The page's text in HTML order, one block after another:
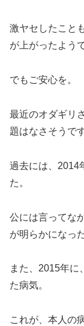
激ヤセしたこと
が上がったよう
でもご安心を。
最近のオダギリ
題はなさそうで
過去には、2014
た。
公には言ってな
が明らかになっ
また、2015年に
た病気。
これが、本人の